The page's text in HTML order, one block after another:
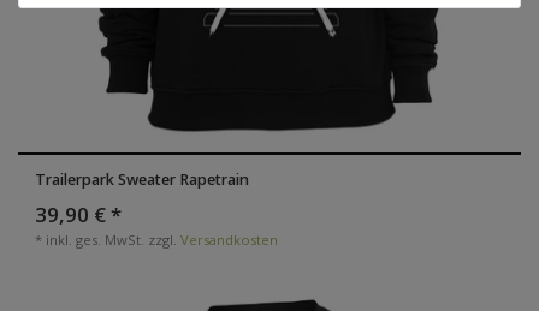
Trailerpark Sweater Rapetrain
39,90 € *
* inkl. ges. MwSt. zzgl. Versandkosten